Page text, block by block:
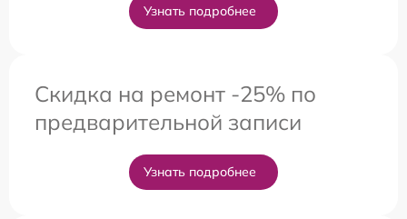
Узнать подробнее
Скидка на ремонт -25% по
предварительной записи
Узнать подробнее